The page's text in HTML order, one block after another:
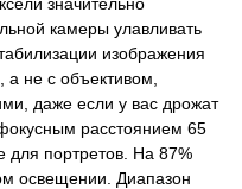
камеры улавливать
изображения
а не с объективом,
даже если у вас дрожат
расстоянием 65
портретов. На 87%
освещении. Диапазон